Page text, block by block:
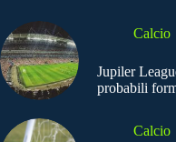
Calcio
Jupiler
probabili
Calcio